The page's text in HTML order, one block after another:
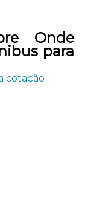
Onde
para
cotação